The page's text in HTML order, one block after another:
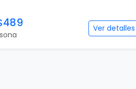
Ver detalles